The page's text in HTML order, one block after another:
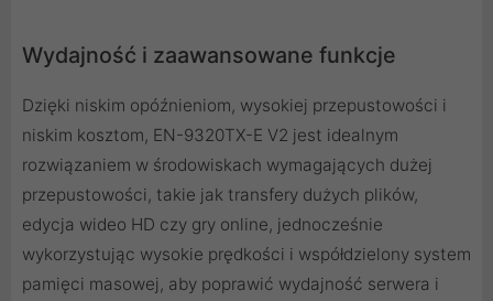
Wydajność i zaawansowane funkcje
Dzięki niskim opóźnieniom, wysokiej przepustowości i
niskim kosztom, EN-9320TX-E V2 jest idealnym
rozwiązaniem w środowiskach wymagających dużej
przepustowości, takie jak transfery dużych plików,
edycja wideo HD czy gry online, jednocześnie
wykorzystując wysokie prędkości i współdzielony system
pamięci masowej, aby poprawić wydajność serwera i